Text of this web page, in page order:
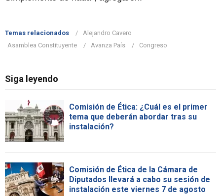
Temas relacionados
Alejandro Cavero
Asamblea Constituyente
Avanza País Congreso
Siga leyendo
Comisión de Ética: ¿Cuál es el primer
tema que deberán abordar tras su
instalación?
Comisión de Ética de la Cámara de
Diputados llevará a cabo su sesión de
instalación este viernes 7 de agosto